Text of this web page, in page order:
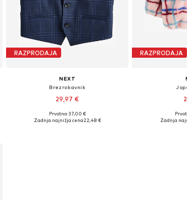
RAZPRODAJA
NEXT
Brezrokavnik
29,97 €
Razpoložljive velikosti: 176
Prvotno: 37,00 €
Zadnja najnižja cena22,48 €
RAZPRODAJA
Zadnja